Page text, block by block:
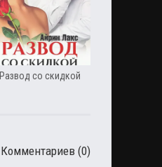
Развод со скидкой
Комментариев (0)